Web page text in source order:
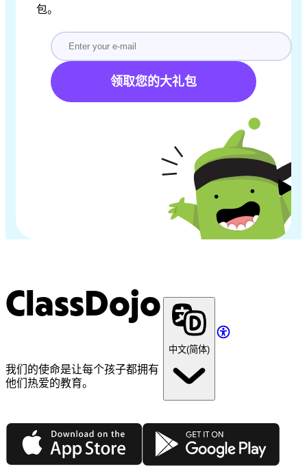
包。
领取您的大礼包
ClassDojo
我们的使命是让每个孩子都拥有
他们热爱的教育。
中文(简体)
App Store Google Play